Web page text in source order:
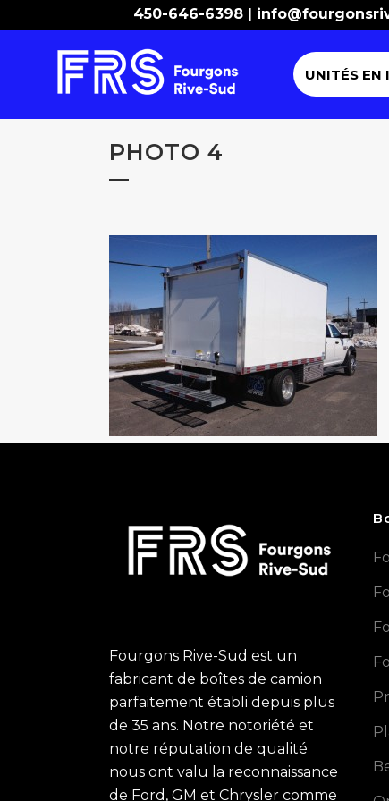
450-646-6398 |
UNITÉS EN
PHOTO 4
Fourgons Rive-Sud est un
fabricant de boîtes de camion
parfaitement établi depuis plus
de 35 ans. Notre notoriété et
notre réputation de qualité
nous ont valu la reconnaissance
de Ford, GM et Chrysler comme